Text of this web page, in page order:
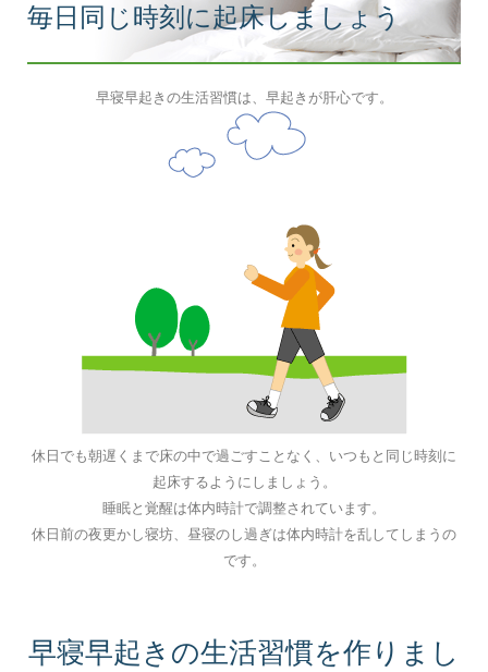
毎日同じ時刻に起床しましょう
早寝早起きの生活習慣は、早起きが肝心です。
休日でも朝遅くまで床の中で過ごすことなく、いつもと同じ時刻に
起床するようにしましょう。
睡眠と覚醒は体内時計で調整されています。
休日前の夜更かし寝坊、昼寝のし過ぎは体内時計を乱してしまうの
です。
早寝早起きの生活習慣を作りまし